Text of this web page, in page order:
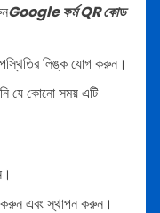
Google ফর্ম QR কোড
লিঙ্ক যোগ করুন।
যে কোনো সময় এটি
করুন এবং স্থাপন করুন।